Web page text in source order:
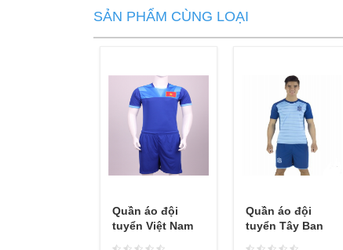
SẢN PHẨM CÙNG LOẠI
Quần áo đội
tuyển Việt Nam
Quần áo đội
tuyển Tây Ban